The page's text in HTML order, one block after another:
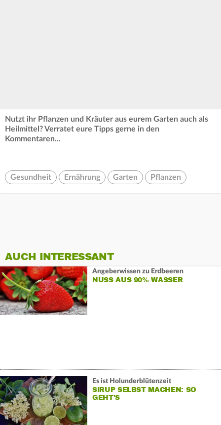
Nutzt ihr Pflanzen und Kräuter aus eurem Garten auch als
Heilmittel? Verratet eure Tipps gerne in den
Kommentaren...
Gesundheit Ernährung Garten Pflanzen
AUCH INTERESSANT
Angeberwissen zu Erdbeeren
NUSS AUS 90% WASSER
Es ist Holunderblütenzeit
SIRUP SELBST MACHEN: SO
GEHT'S